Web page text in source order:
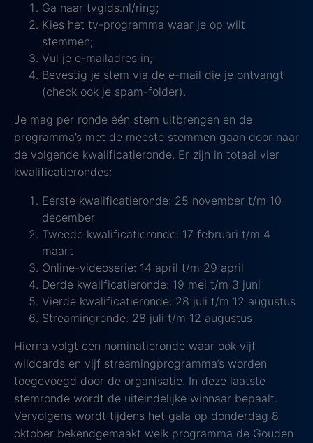
Ga naar tvgids.nl/ring;
Kies het tv-programma waar je op wilt
stemmen;
Vul je e-mailadres in;
Bevestig je stem via de e-mail die je ontvangt
(check ook je spam-folder).
Je mag per ronde één stem uitbrengen en de
programma’s met de meeste stemmen gaan door naar
de volgende kwalificatieronde. Er zijn in totaal vier
kwalificatierondes:
Eerste kwalificatieronde: 25 november t/m 10
december
Tweede kwalificatieronde: 17 februari t/m 4
maart
Online-videoserie: 14 april t/m 29 april
Derde kwalificatieronde: 19 mei t/m 3 juni
Vierde kwalificatieronde: 28 juli t/m 12 augustus
Streamingronde: 28 juli t/m 12 augustus
Hierna volgt een nominatieronde waar ook vijf
wildcards en vijf streamingprogramma’s worden
toegevoegd door de organisatie. In deze laatste
stemronde wordt de uiteindelijke winnaar bepaalt.
Vervolgens wordt tijdens het gala op donderdag 8
oktober bekendgemaakt welk programma de Gouden